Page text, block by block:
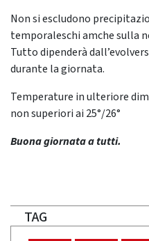
Non si escludono
temporaleschi amche sulla
Tutto dipenderà
durante la giornata.
Temperature in ulteriore
non superiori ai 25°/26°
Buona giornata a tutti.
TAG